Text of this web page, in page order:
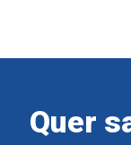
Quer